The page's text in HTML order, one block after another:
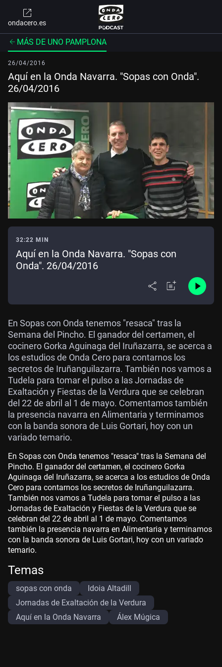
ondacero.es
MÁS DE UNO PAMPLONA
26/04/2016
Aquí en la Onda Navarra. "Sopas con Onda".
26/04/2016
32:22 MIN
Aquí en la Onda Navarra. "Sopas con
Onda". 26/04/2016
En Sopas con Onda tenemos "resaca" tras la
Semana del Pincho. El ganador del certamen, el
cocinero Gorka Aguinaga del Iruñazarra, se acerca a
los estudios de Onda Cero para contarnos los
secretos de Iruñanguilazarra. También nos vamos a
Tudela para tomar el pulso a las Jornadas de
Exaltación y Fiestas de la Verdura que se celebran
del 22 de abril al 1 de mayo. Comentamos también
la presencia navarra en Alimentaria y terminamos
con la banda sonora de Luis Gortari, hoy con un
variado temario.
En Sopas con Onda tenemos "resaca" tras la Semana del
Pincho. El ganador del certamen, el cocinero Gorka
Aguinaga del Iruñazarra, se acerca a los estudios de Onda
Cero para contarnos los secretos de Iruñanguilazarra.
También nos vamos a Tudela para tomar el pulso a las
Jornadas de Exaltación y Fiestas de la Verdura que se
celebran del 22 de abril al 1 de mayo. Comentamos
también la presencia navarra en Alimentaria y terminamos
con la banda sonora de Luis Gortari, hoy con un variado
temario.
Temas
sopas con onda
Idoia Altadill
Jornadas de Exaltación de la Verdura
Aquí en la Onda Navarra
Álex Múgica